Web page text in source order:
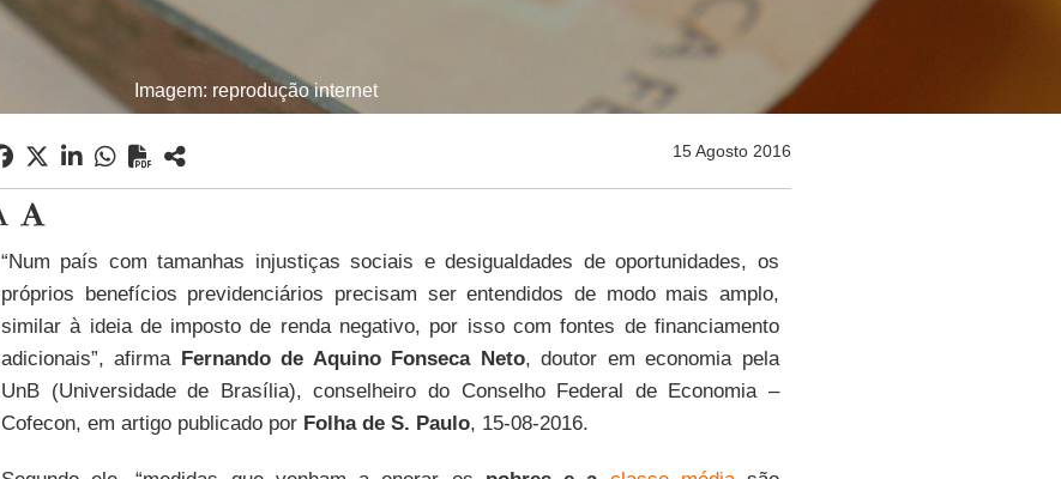
Imagem: reprodução internet
15 Agosto 2016
“Num país com tamanhas injustiças sociais e desigualdades de oportunidades, os
próprios benefícios previdenciários precisam ser entendidos de modo mais amplo,
similar à ideia de imposto de renda negativo, por isso com fontes de financiamento
adicionais”, afirma Fernando de Aquino Fonseca Neto, doutor em economia pela
UnB (Universidade de Brasília), conselheiro do Conselho Federal de Economia –
Cofecon, em artigo publicado por Folha de S. Paulo, 15-08-2016.